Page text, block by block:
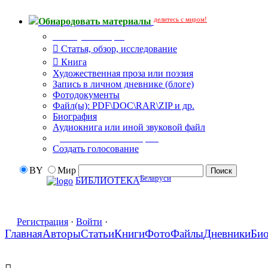
Обнародовать материалы делитесь с миром!
Статья, обзор, исследование
Книга
Художественная проза или поэзия
Запись в личном дневнике (блоге)
Фотодокументы
Файл(ы): PDF\DOC\RAR\ZIP и др.
Биография
Аудиокнига или иной звуковой файл
Создать голосование
BY
Мир
БИБЛИОТЕКАБеларуси
Регистрация · Войти ·
ГлавнаяАвторыСтатьиКнигиФотоФайлыДневники